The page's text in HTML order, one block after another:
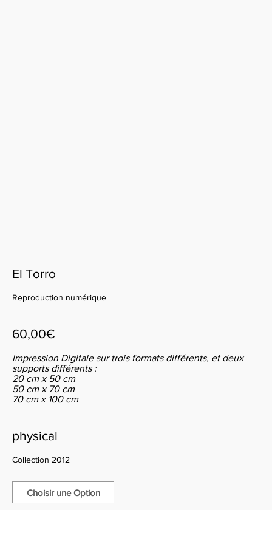
El Torro
Reproduction numérique
60,00€
Impression Digitale sur trois formats différents, et deux
supports différents :
20 cm x 50 cm
50 cm x 70 cm
70 cm x 100 cm
physical
Collection 2012
Choisir une Option